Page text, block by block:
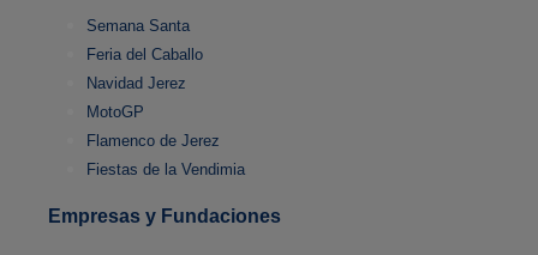
Semana Santa
Feria del Caballo
Navidad Jerez
MotoGP
Flamenco de Jerez
Fiestas de la Vendimia
Empresas y Fundaciones